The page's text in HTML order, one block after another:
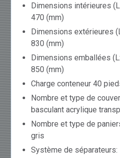
Dimensions intérieures
470 (mm)
Dimensions extérieures
830 (mm)
Dimensions emballées
850 (mm)
Charge conteneur 40
Nombre et type de
basculant acrylique
Nombre et type de
gris
Système de séparateurs: